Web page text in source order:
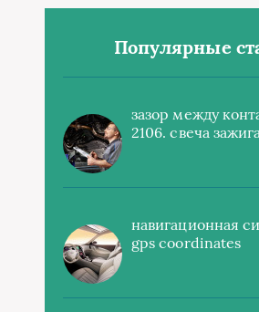
Популярные
зазор между
2106. свеча
навигационная
gps coordinates